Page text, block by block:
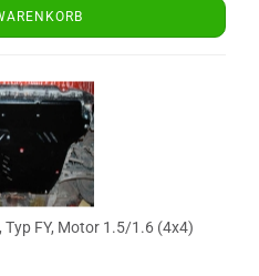
FY, Motor 1.5/1.6 (4x4)